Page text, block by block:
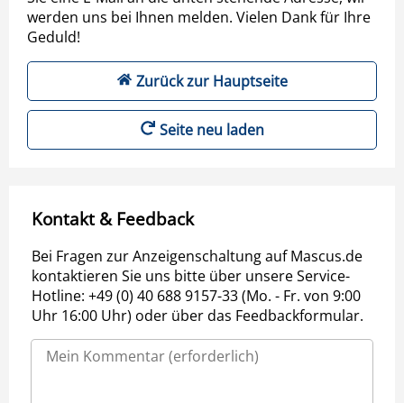
werden uns bei Ihnen melden. Vielen Dank für Ihre
Geduld!
Zurück zur Hauptseite
Seite neu laden
Kontakt & Feedback
Bei Fragen zur Anzeigenschaltung auf Mascus.de
kontaktieren Sie uns bitte über unsere Service-
Hotline: +49 (0) 40 688 9157-33 (Mo. - Fr. von 9:00
Uhr 16:00 Uhr) oder über das Feedbackformular.